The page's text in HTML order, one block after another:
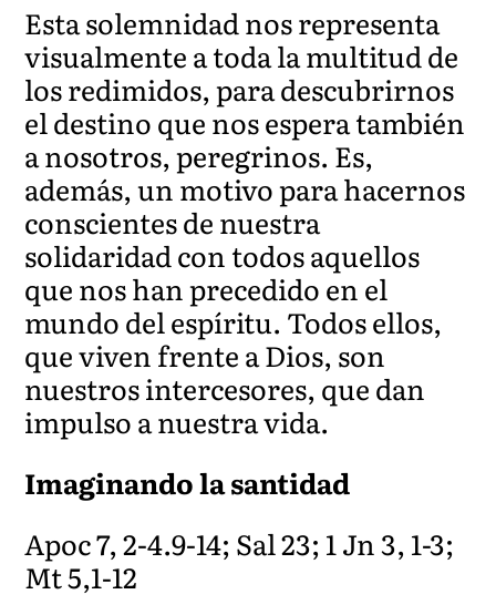
Esta solemnidad nos representa
visualmente a toda la multitud de
los redimidos, para descubrirnos
el destino que nos espera también
a nosotros, peregrinos. Es,
además, un motivo para hacernos
conscientes de nuestra
solidaridad con todos aquellos
que nos han precedido en el
mundo del espíritu. Todos ellos,
que viven frente a Dios, son
nuestros intercesores, que dan
impulso a nuestra vida.
Imaginando la santidad
Apoc 7, 2-4.9-14; Sal 23; 1 Jn 3, 1-3;
Mt 5,1-12